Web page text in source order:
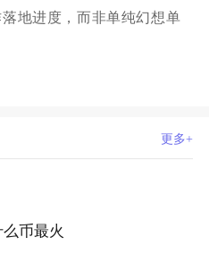
地进度，而非单纯幻想单
更多+
币最火